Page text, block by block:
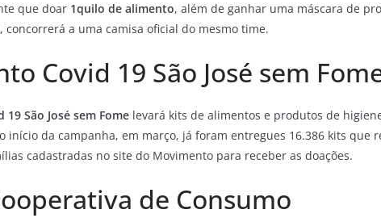
que doar 1quilo de alimento, além de ganhar uma máscara de
concorrerá a uma camisa oficial do mesmo time.
Covid 19 São José sem
São José sem Fome levará kits de alimentos e produtos de
início da campanha, em março, já foram entregues 16.386 kits que
cadastradas no site do Movimento para receber as doações.
de Consumo